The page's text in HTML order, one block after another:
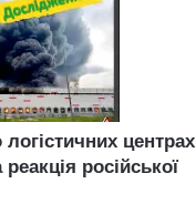
центрах
російської